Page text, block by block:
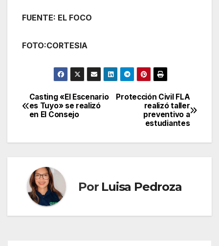
FUENTE: EL FOCO
FOTO:CORTESIA
Navegación
de
entradas
Protección Civil FLA
realizó taller
preventivo a
estudiantes
Casting «El Escenario
es Tuyo» se realizó
en El Consejo
Por Luisa Pedroza